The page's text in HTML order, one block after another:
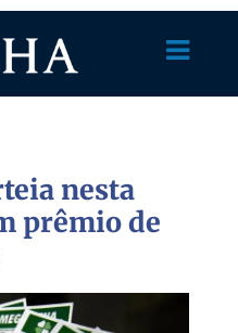
nesta
prêmio de